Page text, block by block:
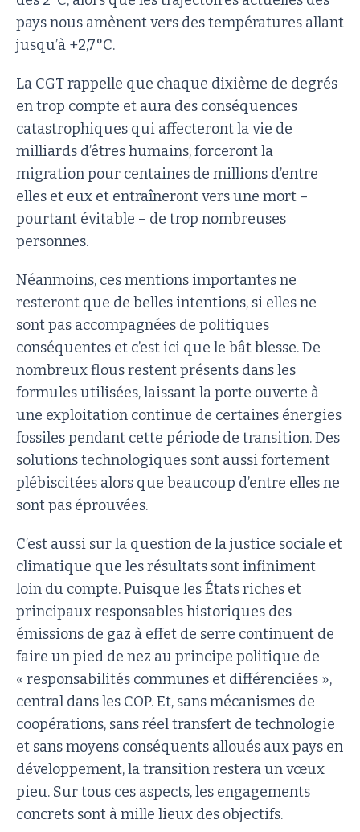
pays nous amènent vers des températures allant
jusqu’à +2,7°C.
La CGT rappelle que chaque dixième de degrés
en trop compte et aura des conséquences
catastrophiques qui affecteront la vie de
milliards d’êtres humains, forceront la
migration pour centaines de millions d’entre
elles et eux et entraîneront vers une mort –
pourtant évitable – de trop nombreuses
personnes.
Néanmoins, ces mentions importantes ne
resteront que de belles intentions, si elles ne
sont pas accompagnées de politiques
conséquentes et c’est ici que le bât blesse. De
nombreux flous restent présents dans les
formules utilisées, laissant la porte ouverte à
une exploitation continue de certaines énergies
fossiles pendant cette période de transition. Des
solutions technologiques sont aussi fortement
plébiscitées alors que beaucoup d’entre elles ne
sont pas éprouvées.
C’est aussi sur la question de la justice sociale et
climatique que les résultats sont infiniment
loin du compte. Puisque les États riches et
principaux responsables historiques des
émissions de gaz à effet de serre continuent de
faire un pied de nez au principe politique de
« responsabilités communes et différenciées »,
central dans les COP. Et, sans mécanismes de
coopérations, sans réel transfert de technologie
et sans moyens conséquents alloués aux pays en
développement, la transition restera un vœux
pieu. Sur tous ces aspects, les engagements
concrets sont à mille lieux des objectifs.